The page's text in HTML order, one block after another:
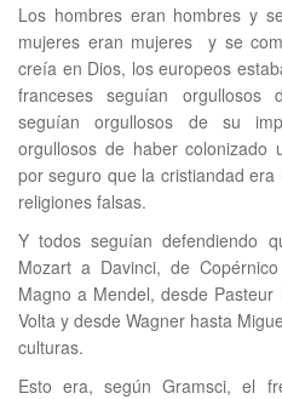
Los hombres eran hombres y
mujeres eran mujeres y se
creía en Dios, los europeos
franceses seguían
seguían orgullosos de su
orgullosos de haber colonizado
por seguro que la cristiandad
religiones falsas.
Y todos seguían defendiendo
Mozart a Davinci, de
Magno a Mendel, desde
Volta y desde Wagner hasta
culturas.
Esto era, según Gramsci, el